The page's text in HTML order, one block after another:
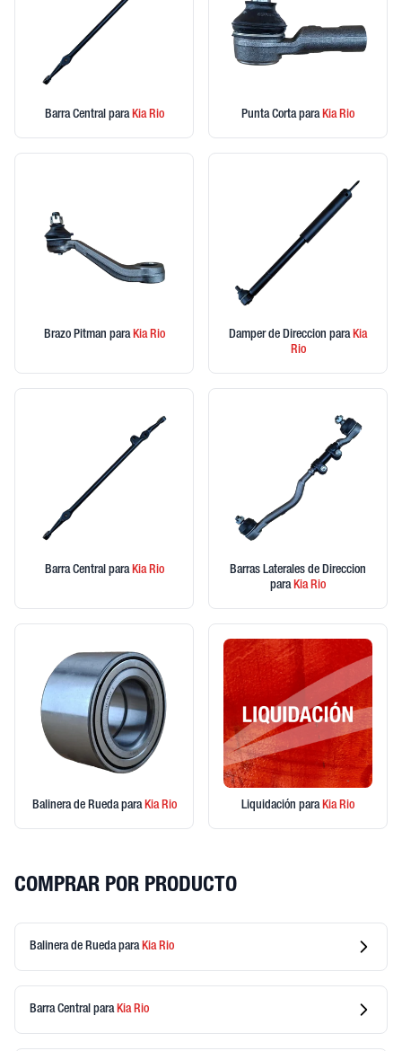
Barra Central paraKiaRio Punta Corta paraKiaRio
Brazo Pitman paraKiaRio Damper de Direccion paraKia
Rio
Barra Central paraKiaRio
Barras Laterales de Direccion
paraKiaRio
Balinera de Rueda paraKiaRio Liquidación paraKiaRio
COMPRAR POR PRODUCTO
Balinera de Ruedapara KiaRio
Barra Central para KiaRio